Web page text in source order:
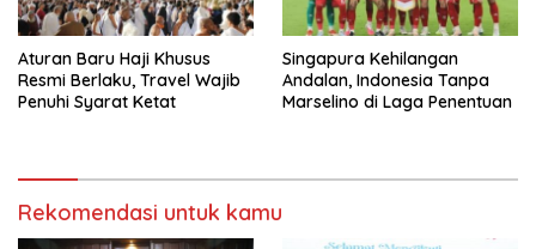
Aturan Baru Haji Khusus
Resmi Berlaku, Travel Wajib
Penuhi Syarat Ketat
Singapura Kehilangan
Andalan, Indonesia Tanpa
Marselino di Laga Penentuan
Rekomendasi untuk kamu